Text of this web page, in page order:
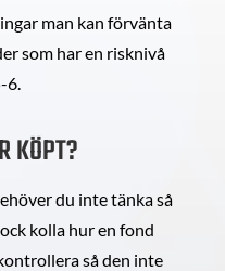
man kan förvänta
som har en risknivå
6.
KÖPT?
du inte tänka så
kolla hur en fond
så den inte